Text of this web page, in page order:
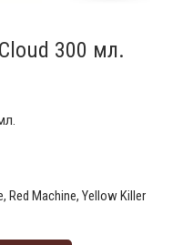
300 мл.
Red Machine, Yellow Killer